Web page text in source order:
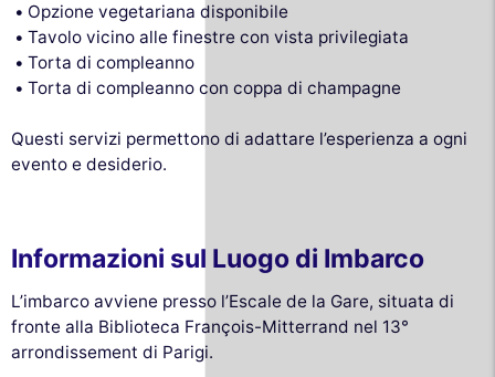
Opzione vegetariana disponibile
Tavolo vicino alle finestre con vista privilegiata
Torta di compleanno
Torta di compleanno con coppa di champagne
Questi servizi permettono di adattare l’esperienza a ogni
evento e desiderio.
Informazioni sul Luogo di Imbarco
L’imbarco avviene presso l’Escale de la Gare, situata di
fronte alla Biblioteca François-Mitterrand nel 13°
arrondissement di Parigi.